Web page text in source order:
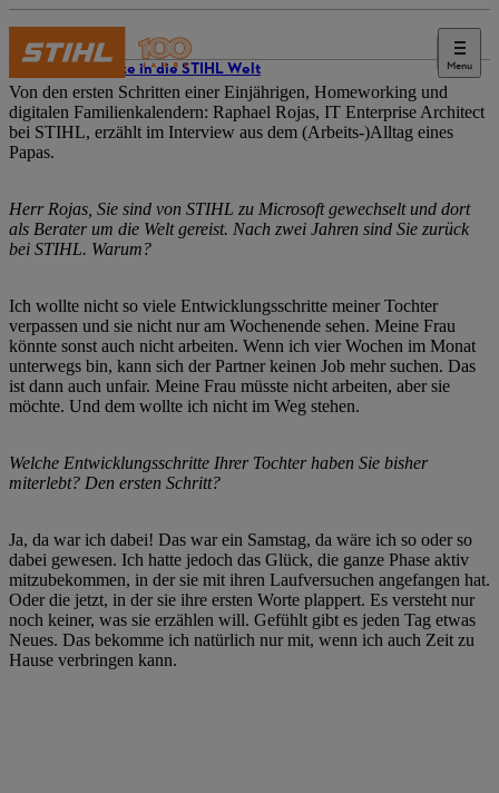
Menu
Einblicke in die STIHL Welt
Von den ersten Schritten einer Einjährigen, Homeworking und
digitalen Familienkalendern: Raphael Rojas, IT Enterprise Architect
bei STIHL, erzählt im Interview aus dem (Arbeits-)Alltag eines
Papas.
Herr Rojas, Sie sind von STIHL zu Microsoft gewechselt und dort
als Berater um die Welt gereist. Nach zwei Jahren sind Sie zurück
bei STIHL. Warum?
Ich wollte nicht so viele Entwicklungsschritte meiner Tochter
verpassen und sie nicht nur am Wochenende sehen. Meine Frau
könnte sonst auch nicht arbeiten. Wenn ich vier Wochen im Monat
unterwegs bin, kann sich der Partner keinen Job mehr suchen. Das
ist dann auch unfair. Meine Frau müsste nicht arbeiten, aber sie
möchte. Und dem wollte ich nicht im Weg stehen.
Welche Entwicklungsschritte Ihrer Tochter haben Sie bisher
miterlebt? Den ersten Schritt?
Ja, da war ich dabei! Das war ein Samstag, da wäre ich so oder so
dabei gewesen. Ich hatte jedoch das Glück, die ganze Phase aktiv
mitzubekommen, in der sie mit ihren Laufversuchen angefangen hat.
Oder die jetzt, in der sie ihre ersten Worte plappert. Es versteht nur
noch keiner, was sie erzählen will. Gefühlt gibt es jeden Tag etwas
Neues. Das bekomme ich natürlich nur mit, wenn ich auch Zeit zu
Hause verbringen kann.